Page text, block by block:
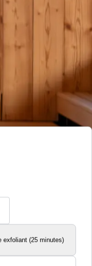
exfoliant (25 minutes)